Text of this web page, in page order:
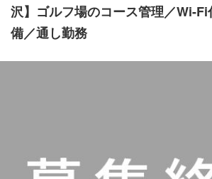
沢】ゴルフ場のコース管理／Wi-
備／通し勤務